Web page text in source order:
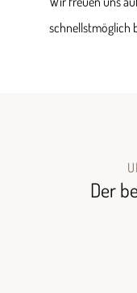
schnellstmöglich
Der